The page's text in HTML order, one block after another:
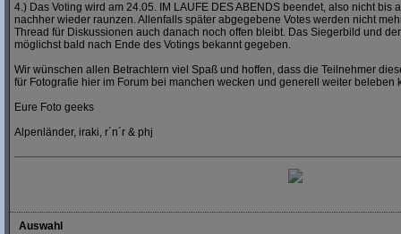
4.) Das Voting wird am 24.05. IM LAUFE DES ABENDS beendet, also nicht bis
nachher wieder raunzen. Allenfalls später abgegebene Votes werden nicht
Thread für Diskussionen auch danach noch offen bleibt. Das Siegerbild und
möglichst bald nach Ende des Votings bekannt gegeben.
Wir wünschen allen Betrachtern viel Spaß und hoffen, dass die Teilnehmer
für Fotografie hier im Forum bei manchen wecken und generell weiter beleben
Eure Foto geeks
Alpenländer, iraki, r´n´r & phj
Auswahl